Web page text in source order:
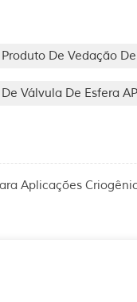
Produto De Vedação
Válvula De Esfera
Aplicações